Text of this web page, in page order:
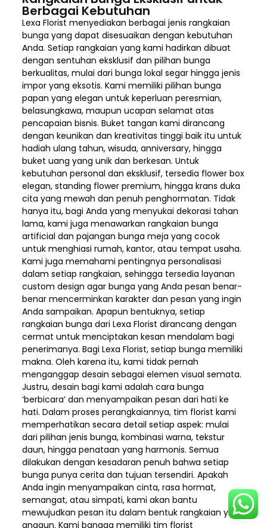
Berbagai Kebutuhan
Lexa Florist menyediakan berbagai jenis rangkaian
bunga yang dapat disesuaikan dengan kebutuhan
Anda. Setiap rangkaian yang kami hadirkan dibuat
dengan sentuhan eksklusif dan pilihan bunga
berkualitas, mulai dari bunga lokal segar hingga jenis
impor yang eksotis. Kami memiliki pilihan bunga
papan yang elegan untuk keperluan peresmian,
belasungkawa, maupun ucapan selamat atas
pencapaian bisnis. Buket tangan kami dirancang
dengan keunikan dan kreativitas tinggi baik itu untuk
hadiah ulang tahun, wisuda, anniversary, hingga
buket uang yang unik dan berkesan. Untuk
kebutuhan personal dan eksklusif, tersedia flower box
elegan, standing flower premium, hingga krans duka
cita yang mewah dan penuh penghormatan. Tidak
hanya itu, bagi Anda yang menyukai dekorasi tahan
lama, kami juga menawarkan rangkaian bunga
artificial dan pajangan bunga meja yang cocok
untuk menghiasi rumah, kantor, atau tempat usaha.
Kami juga memahami pentingnya personalisasi
dalam setiap rangkaian, sehingga tersedia layanan
custom design agar bunga yang Anda pesan benar-
benar mencerminkan karakter dan pesan yang ingin
Anda sampaikan. Apapun bentuknya, setiap
rangkaian bunga dari Lexa Florist dirancang dengan
cermat untuk menciptakan kesan mendalam bagi
penerimanya. Bagi Lexa Florist, setiap bunga memiliki
makna. Oleh karena itu, kami tidak pernah
menganggap desain sebagai elemen visual semata.
Justru, desain bagi kami adalah cara bunga
‘berbicara’ dan menyampaikan pesan dari hati ke
hati. Dalam proses perangkaiannya, tim florist kami
memperhatikan secara detail setiap aspek: mulai
dari pilihan jenis bunga, kombinasi warna, tekstur
daun, hingga penataan yang harmonis. Semua
dilakukan dengan kesadaran penuh bahwa setiap
bunga punya cerita dan tujuan tersendiri. Apakah
Anda ingin menyampaikan cinta, rasa hormat,
semangat, atau simpati, kami akan bantu
mewujudkan pesan itu dalam bentuk rangkaian yang
anggun. Kami bangga memiliki tim florist